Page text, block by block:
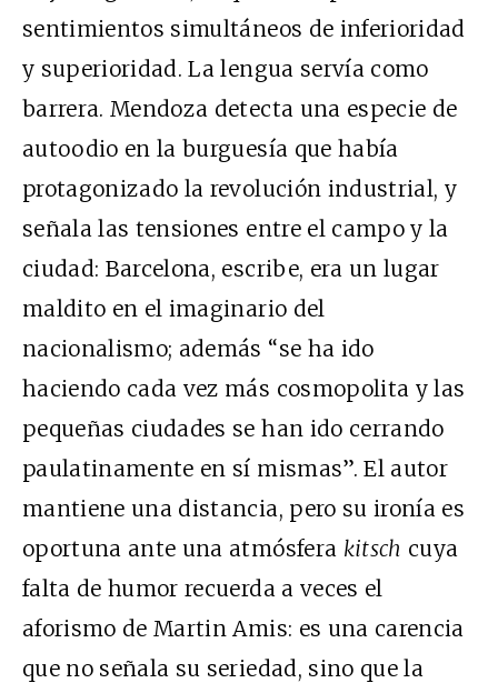
sentimientos simultáneos de inferioridad
y superioridad. La lengua servía como
barrera. Mendoza detecta una especie de
autoodio en la burguesía que había
protagonizado la revolución industrial, y
señala las tensiones entre el campo y la
ciudad: Barcelona, escribe, era un lugar
maldito en el imaginario del
nacionalismo; además “se ha ido
haciendo cada vez más cosmopolita y las
pequeñas ciudades se han ido cerrando
paulatinamente en sí mismas”. El autor
mantiene una distancia, pero su ironía es
oportuna ante una atmósfera kitsch cuya
falta de humor recuerda a veces el
aforismo de Martin Amis: es una carencia
que no señala su seriedad, sino que la